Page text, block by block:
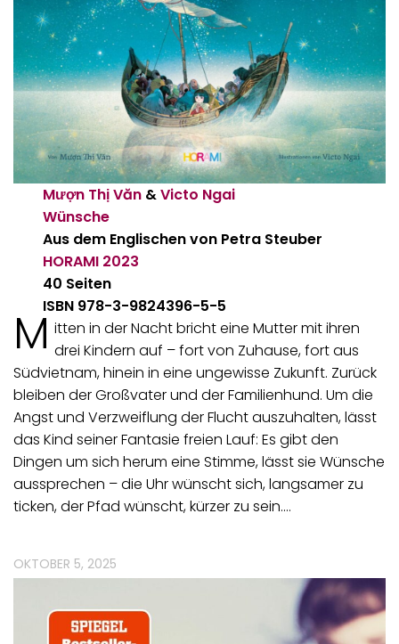
Mượn Thị Văn &Victo Ngai
Wünsche
Aus dem Englischen von Petra Steuber
HORAMI 2023
40 Seiten
ISBN 978-3-9824396-5-5
M itten in der Nacht bricht eine Mutter mit ihren
drei Kindern auf – fort von Zuhause, fort aus
Südvietnam, hinein in eine ungewisse Zukunft. Zurück
bleiben der Großvater und der Familienhund. Um die
Angst und Verzweiflung der Flucht auszuhalten, lässt
das Kind seiner Fantasie freien Lauf: Es gibt den
Dingen um sich herum eine Stimme, lässt sie Wünsche
aussprechen – die Uhr wünscht sich, langsamer zu
ticken, der Pfad wünscht, kürzer zu sein.…
OKTOBER 5, 2025